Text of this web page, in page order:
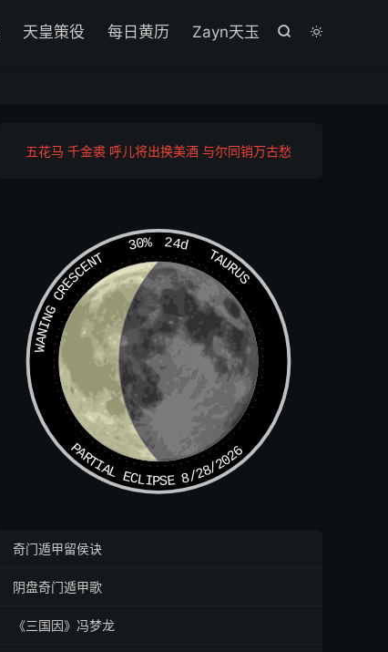


天皇策役 每日黄历 Zayn天玉
五花马 千金裘 呼儿将出换美酒 与尔同销万古愁
30% 24d
TAURUS
WANING CRESCENT
PARTIAL ECLIPSE 8/28/2026
奇门遁甲留侯诀
阴盘奇门遁甲歌
《三国因》冯梦龙